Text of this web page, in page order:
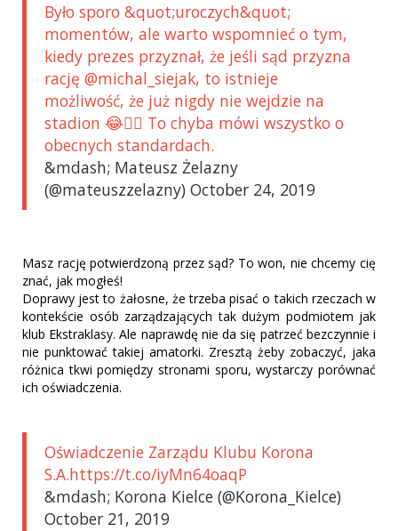
Było sporo &quot;uroczych&quot;
momentów, ale warto wspomnieć o tym,
kiedy prezes przyznał, że jeśli sąd przyzna
rację @michal_siejak, to istnieje
możliwość, że już nigdy nie wejdzie na
stadion 😂🤦‍♂️ To chyba mówi wszystko o
obecnych standardach.
&mdash; Mateusz Żelazny
(@mateuszzelazny) October 24, 2019
Masz rację potwierdzoną przez sąd? To won, nie chcemy cię
znać, jak mogłeś!
Doprawy jest to żałosne, że trzeba pisać o takich rzeczach w
kontekście osób zarządzających tak dużym podmiotem jak
klub Ekstraklasy. Ale naprawdę nie da się patrzeć bezczynnie i
nie punktować takiej amatorki. Zresztą żeby zobaczyć, jaka
różnica tkwi pomiędzy stronami sporu, wystarczy porównać
ich oświadczenia.
Oświadczenie Zarządu Klubu Korona
S.A.https://t.co/iyMn64oaqP
&mdash; Korona Kielce (@Korona_Kielce)
October 21, 2019